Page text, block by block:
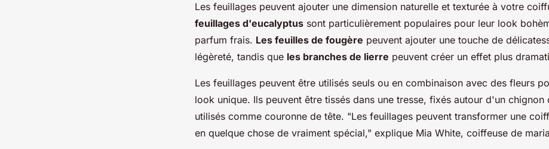
Les feuillages peuvent ajouter une dimension naturelle et texturée à votre
feuillages d'eucalyptus sont particulièrement populaires pour leur look
parfum frais. Les feuilles de fougère peuvent ajouter une touche de
légèreté, tandis que les branches de lierre peuvent créer un effet plus
Les feuillages peuvent être utilisés seuls ou en combinaison avec des fleurs
look unique. Ils peuvent être tissés dans une tresse, fixés autour d'un chignon
utilisés comme couronne de tête. "Les feuillages peuvent transformer une
en quelque chose de vraiment spécial," explique Mia White, coiffeuse de